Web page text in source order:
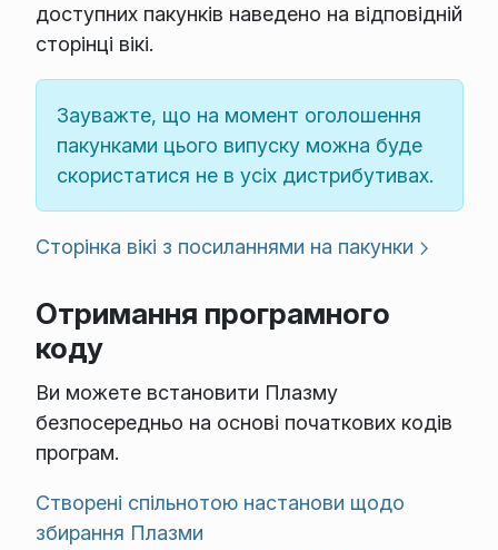
доступних пакунків наведено на відповідній
сторінці вікі.
Зауважте, що на момент оголошення
пакунками цього випуску можна буде
скористатися не в усіх дистрибутивах.
Сторінка вікі з посиланнями на пакунки
Отримання програмного
коду
Ви можете встановити Плазму
безпосередньо на основі початкових кодів
програм.
Створені спільнотою настанови щодо
збирання Плазми